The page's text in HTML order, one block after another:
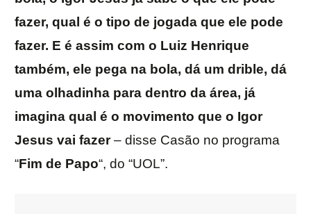
fazer, qual é o tipo de jogada que ele pode
fazer. E é assim com o Luiz Henrique
também, ele pega na bola, dá um drible, dá
uma olhadinha para dentro da área, já
imagina qual é o movimento que o Igor
Jesus vai fazer– disse Casão no programa
“Fim de Papo“, do “UOL”.